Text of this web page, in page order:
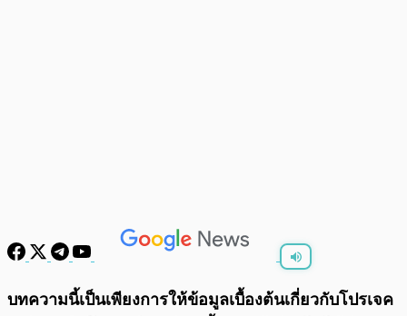
พร้อมเล่น 0:00/0:00
บทความนี้เป็นเพียงการให้ข้อมูลเบื้องต้นเกี่ยวกับโปรเจค